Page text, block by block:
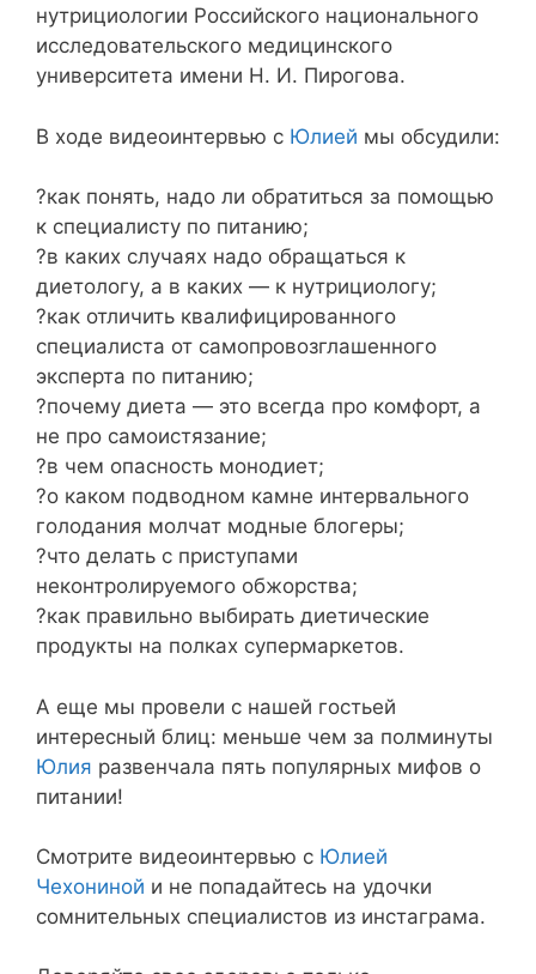
нутрициологии Российского национального
исследовательского медицинского
университета имени Н. И. Пирогова.
В ходе видеоинтервью с Юлией мы обсудили:
?как понять, надо ли обратиться за помощью
к специалисту по питанию;
?в каких случаях надо обращаться к
диетологу, а в каких — к нутрициологу;
?как отличить квалифицированного
специалиста от самопровозглашенного
эксперта по питанию;
?почему диета — это всегда про комфорт, а
не про самоистязание;
?в чем опасность монодиет;
?о каком подводном камне интервального
голодания молчат модные блогеры;
?что делать с приступами
неконтролируемого обжорства;
?как правильно выбирать диетические
продукты на полках супермаркетов.
А еще мы провели с нашей гостьей
интересный блиц: меньше чем за полминуты
Юлия развенчала пять популярных мифов о
питании!
Смотрите видеоинтервью с Юлией
Чехониной и не попадайтесь на удочки
сомнительных специалистов из инстаграма.